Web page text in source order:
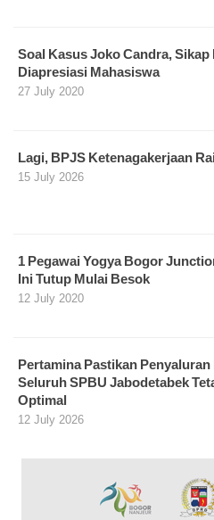
Soal Kasus Joko Candra, Sikap
Diapresiasi Mahasiswa
27 July 2020
Lagi, BPJS Ketenagakerjaan
15 July 2026
1 Pegawai Yogya Bogor
Ini Tutup Mulai Besok
12 July 2020
Pertamina Pastikan Penyaluran
Seluruh SPBU Jabodetabek
Optimal
12 July 2026